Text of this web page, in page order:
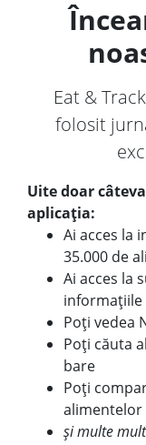
Eat &
folosit
Uite doar
aplicația:
Ai acces la
35.000 de
Ai acces la
Poți vedea
Poți căuta
bare
Poți
alimentelor
și multe